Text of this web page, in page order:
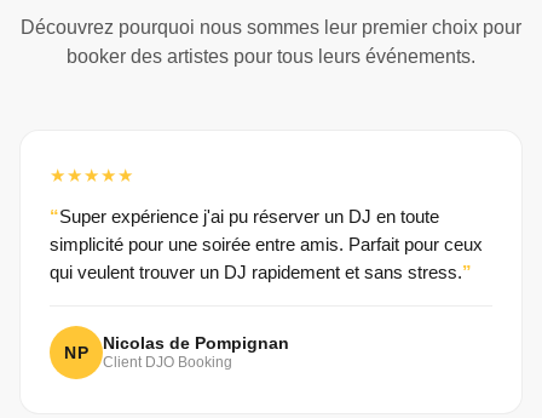
Découvrez pourquoi nous sommes leur premier choix pour
booker des artistes pour tous leurs événements.
★★★★★
Super expérience j'ai pu réserver un DJ en toute
simplicité pour une soirée entre amis. Parfait pour ceux
qui veulent trouver un DJ rapidement et sans stress.
NP Nicolas de Pompignan
Client DJO Booking